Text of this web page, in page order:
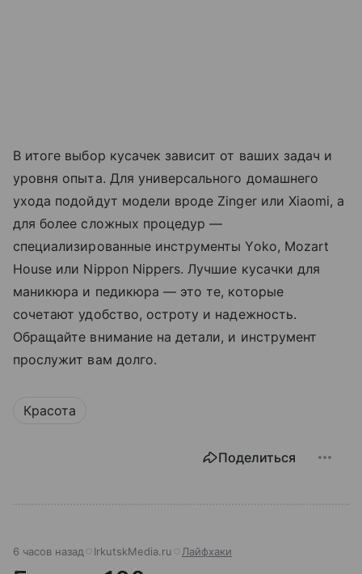
В итоге выбор кусачек зависит от ваших задач и
уровня опыта. Для универсального домашнего
ухода подойдут модели вроде Zinger или Xiaomi, а
для более сложных процедур —
специализированные инструменты Yoko, Mozart
House или Nippon Nippers. Лучшие кусачки для
маникюра и педикюра — это те, которые
сочетают удобство, остроту и надежность.
Обращайте внимание на детали, и инструмент
прослужит вам долго.
Красота
Поделиться
6 часов назад IrkutskMedia.ru Лайфхаки